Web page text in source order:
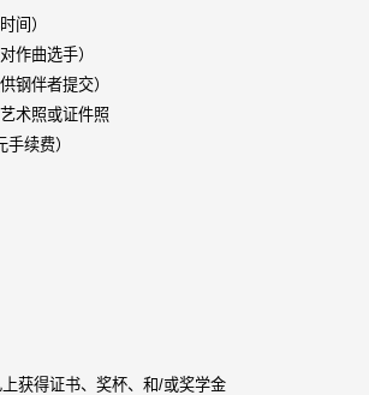
间）
作曲选手）
钢伴者提交）
术照或证件照
续费）
获得证书、奖杯、和/或奖学金